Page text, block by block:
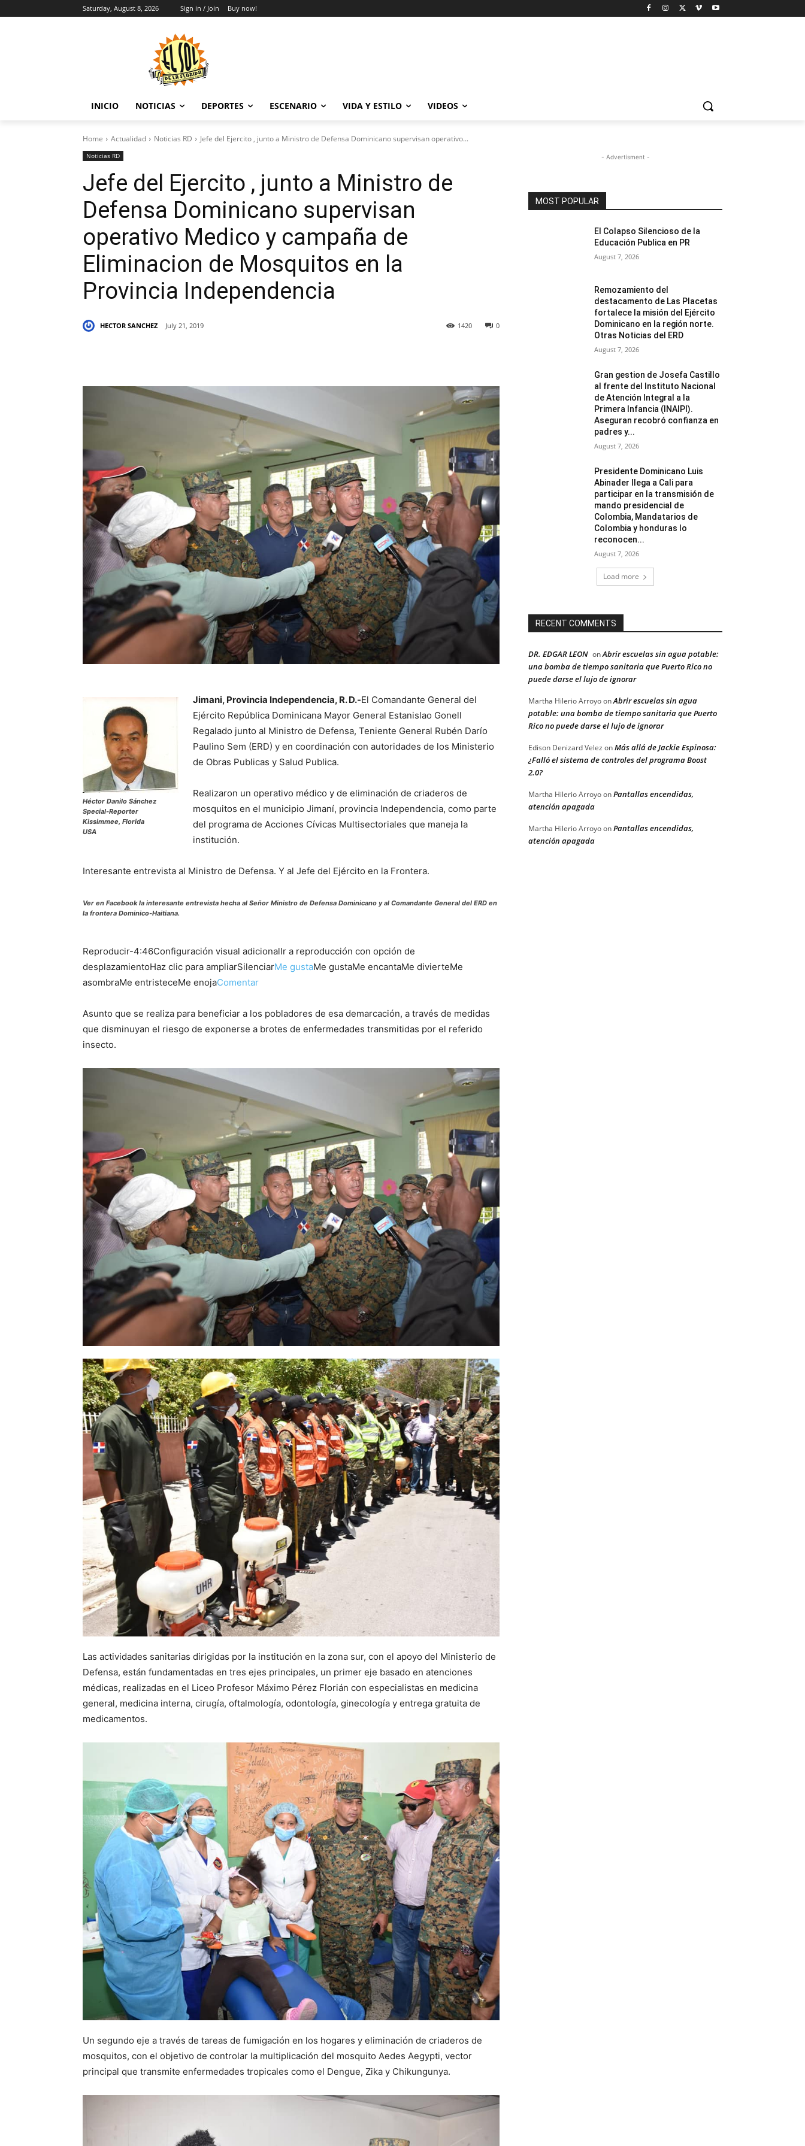
Saturday, August 8, 2026 Sign in / Join Buy now!
INICIO NOTICIAS DEPORTES ESCENARIO VIDA Y ESTILO VIDEOS
Home Actualidad Noticias RD Jefe del Ejercito , junto a Ministro de Defensa Dominicano supervisan operativo...
Noticias RD
Jefe del Ejercito , junto a Ministro de
Defensa Dominicano supervisan
operativo Medico y campaña de
Eliminacion de Mosquitos en la
Provincia Independencia
HECTOR SANCHEZ July 21, 2019 0
1420
Héctor Danilo Sánchez
Special-Reporter
Kissimmee, Florida
USA
Jimani, Provincia Independencia, R. D.-El Comandante General del
Ejército República Dominicana Mayor General Estanislao Gonell
Regalado junto al Ministro de Defensa, Teniente General Rubén Darío
Paulino Sem (ERD) y en coordinación con autoridades de los Ministerio
de Obras Publicas y Salud Publica.
Realizaron un operativo médico y de eliminación de criaderos de
mosquitos en el municipio Jimaní, provincia Independencia, como parte
del programa de Acciones Cívicas Multisectoriales que maneja la
institución.
Interesante entrevista al Ministro de Defensa. Y al Jefe del Ejército en la Frontera.
Ver en Facebook la interesante entrevista hecha al Señor Ministro de Defensa Dominicano y al Comandante General del ERD en
la frontera Dominico-Haitiana.
Reproducir-4:46Configuración visual adicionalIr a reproducción con opción de
desplazamientoHaz clic para ampliarSilenciarMe gustaMe gustaMe encantaMe divierteMe
asombraMe entristeceMe enojaComentar
Asunto que se realiza para beneficiar a los pobladores de esa demarcación, a través de medidas
que disminuyan el riesgo de exponerse a brotes de enfermedades transmitidas por el referido
insecto.
Las actividades sanitarias dirigidas por la institución en la zona sur, con el apoyo del Ministerio de
Defensa, están fundamentadas en tres ejes principales, un primer eje basado en atenciones
médicas, realizadas en el Liceo Profesor Máximo Pérez Florián con especialistas en medicina
general, medicina interna, cirugía, oftalmología, odontología, ginecología y entrega gratuita de
medicamentos.
Un segundo eje a través de tareas de fumigación en los hogares y eliminación de criaderos de
mosquitos, con el objetivo de controlar la multiplicación del mosquito Aedes Aegypti, vector
principal que transmite enfermedades tropicales como el Dengue, Zika y Chikungunya.
- Advertisment -
MOST POPULAR
El Colapso Silencioso de la
Educación Publica en PR
August 7, 2026
Remozamiento del
destacamento de Las Placetas
fortalece la misión del Ejército
Dominicano en la región norte.
Otras Noticias del ERD
August 7, 2026
Gran gestion de Josefa Castillo
al frente del Instituto Nacional
de Atención Integral a la
Primera Infancia (INAIPI).
Aseguran recobró confianza en
padres y...
August 7, 2026
Presidente Dominicano Luis
Abinader llega a Cali para
participar en la transmisión de
mando presidencial de
Colombia, Mandatarios de
Colombia y honduras lo
reconocen...
August 7, 2026
Load more
RECENT COMMENTS
DR. EDGAR LEON onAbrir escuelas sin agua potable:
una bomba de tiempo sanitaria que Puerto Rico no
puede darse el lujo de ignorar
Martha Hilerio ArroyoonAbrir escuelas sin agua
potable: una bomba de tiempo sanitaria que Puerto
Rico no puede darse el lujo de ignorar
Edison Denizard Velez onMás allá de Jackie Espinosa:
¿Falló el sistema de controles del programa Boost
2.0?
Martha Hilerio ArroyoonPantallas encendidas,
atención apagada
Martha Hilerio ArroyoonPantallas encendidas,
atención apagada